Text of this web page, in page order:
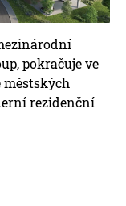
pokračuje ve
městských
rezidenční